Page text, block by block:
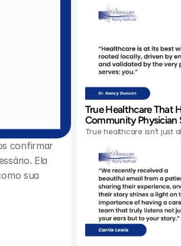
confirmar
Ela
sua
True Healthcare That
Community Physician
True healthcare isn’t just